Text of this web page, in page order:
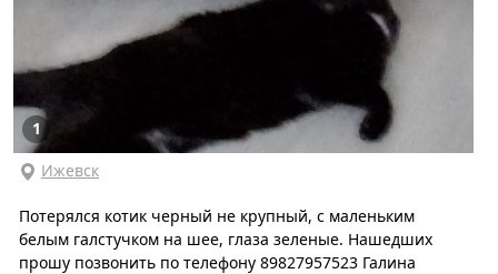
1
Ижевск
Потерялся котик черный не крупный, с маленьким
белым галстучком на шее, глаза зеленые. Нашедших
прошу позвонить по телефону 89827957523 Галина